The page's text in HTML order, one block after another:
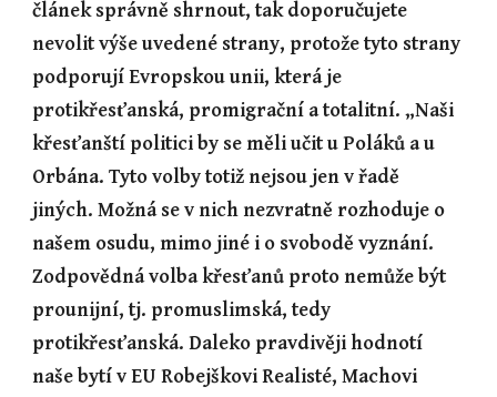
článek správně shrnout, tak doporučujete
nevolit výše uvedené strany, protože tyto strany
podporují Evropskou unii, která je
protikřesťanská, promigrační a totalitní. „Naši
křesťanští politici by se měli učit u Poláků a u
Orbána. Tyto volby totiž nejsou jen v řadě
jiných. Možná se v nich nezvratně rozhoduje o
našem osudu, mimo jiné i o svobodě vyznání.
Zodpovědná volba křesťanů proto nemůže být
prounijní, tj. promuslimská, tedy
protikřesťanská. Daleko pravdivěji hodnotí
naše bytí v EU Robejškovi Realisté, Machovi